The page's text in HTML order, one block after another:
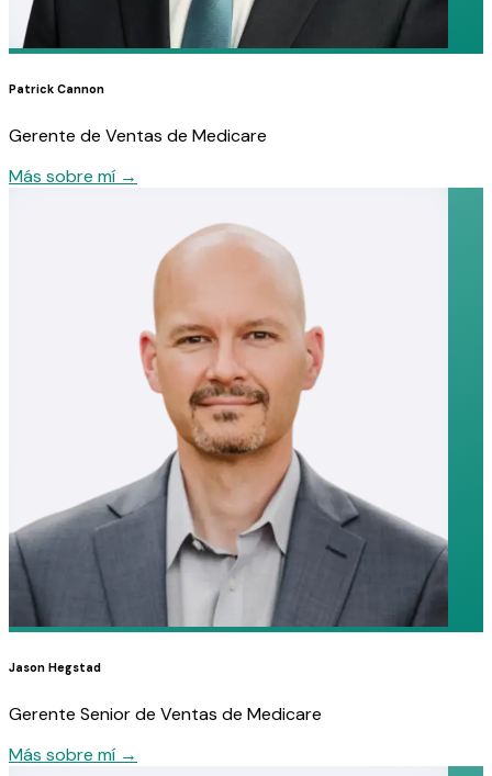
Patrick Cannon
Gerente de Ventas de Medicare
Más sobre mí →
Jason Hegstad
Gerente Senior de Ventas de Medicare
Más sobre mí →